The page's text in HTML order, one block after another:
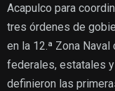
Acapulco para
tres órdenes de
en la 12.ª Zona
federales, estatales
definieron las